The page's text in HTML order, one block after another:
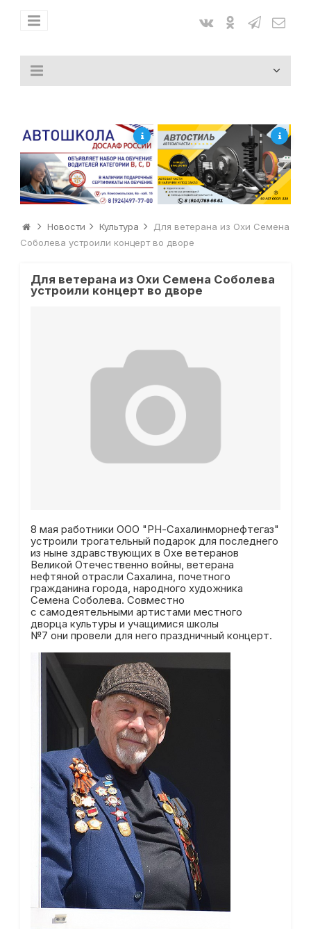
Новости Культура
Для ветерана из Охи Семена
Соболева устроили концерт во дворе
Для ветерана из Охи Семена Соболева
устроили концерт во дворе
8 мая работники ООО "РН-Сахалинморнефтегаз"
устроили трогательный подарок для последнего
из ныне здравствующих в Охе ветеранов
Великой Отечественно войны, ветерана
нефтяной отрасли Сахалина, почетного
гражданина города, народного художника
Семена Соболева. Совместно
с самодеятельными артистами местного
дворца культуры и учащимися школы
№7 они провели для него праздничный концерт.